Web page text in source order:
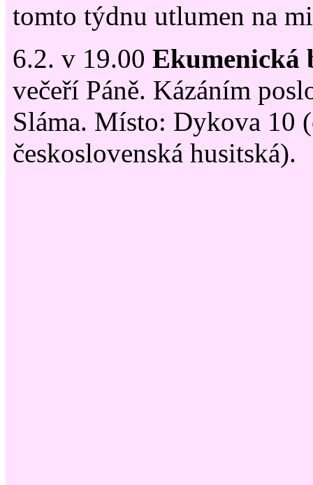
tomto týdnu utlumen na
6.2. v 19.00 Ekumenická
večeří Páně. Kázáním
Sláma. Místo: Dykova 10
československá husitská).